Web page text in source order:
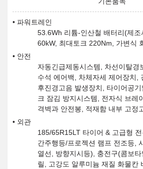
파워트레인
53.6Wh 리튬-인산철 배터리(제조
60kW, 최대토크 220Nm, 가변식
안전
자동긴급제동시스템, 차선이탈경
수석 에어백, 차체자세 제어장치,
후진경고음 발생장치, 타이어공
크 잠김 방지시스템, 전자식 브레
격벽과 안전봉, 적재함 내부 고정
외관
185/65R15LT 타이어 & 고급형
간주행등/프로젝션 램프 전조등,
열선, 방향지시등), 충전구(콤보
릴, 고강도 알루미늄 재질 화물칸